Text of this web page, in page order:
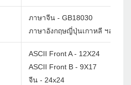
ภาษาจีน - GB18030
ภาษาอังกฤษญี่ปุ่นเกาหลี ฯลฯ กำ
ASCII Front A - 12X24
ASCII Front B - 9X17
จีน - 24x24